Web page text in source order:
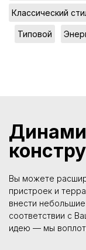
Классический
Типовой
Вы можете
пристроек и
внести
соответствии с
идею — мы